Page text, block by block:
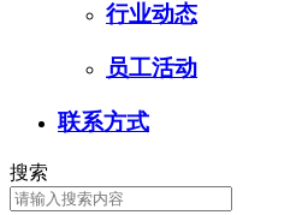
行业动态
员工活动
联系方式
搜索